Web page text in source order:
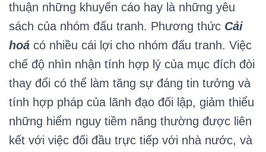
thuận những khuyến cáo hay là những yêu
sách của nhóm đấu tranh. Phương thức Cải
hoá có nhiều cái lợi cho nhóm đấu tranh. Việc
chế độ nhìn nhận tính hợp lý của mục đích đòi
thay đổi có thể làm tăng sự đáng tin tưởng và
tính hợp pháp của lãnh đạo đối lập, giảm thiểu
những hiểm nguy tiềm năng thường được liên
kết với việc đối đầu trực tiếp với nhà nước, và